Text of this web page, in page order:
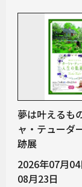
夢は叶えるも
ャ・テューダ
跡展
2026年07月
08月23日